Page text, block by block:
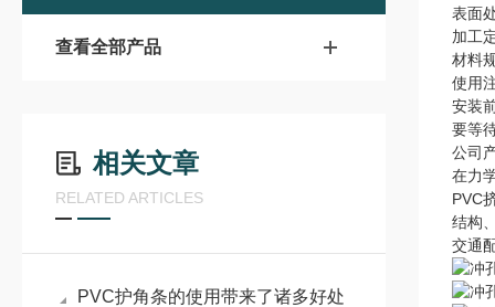
查看全部产品
相关文章
RELATED ARTICLES
PVC护角条的使用带来了诸多好处
表面
加工
材料
使用
安装
要等
公司
在力
PVC
结构
交通